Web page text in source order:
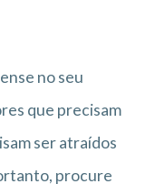
no seu
que precisam
ser atraídos
procure